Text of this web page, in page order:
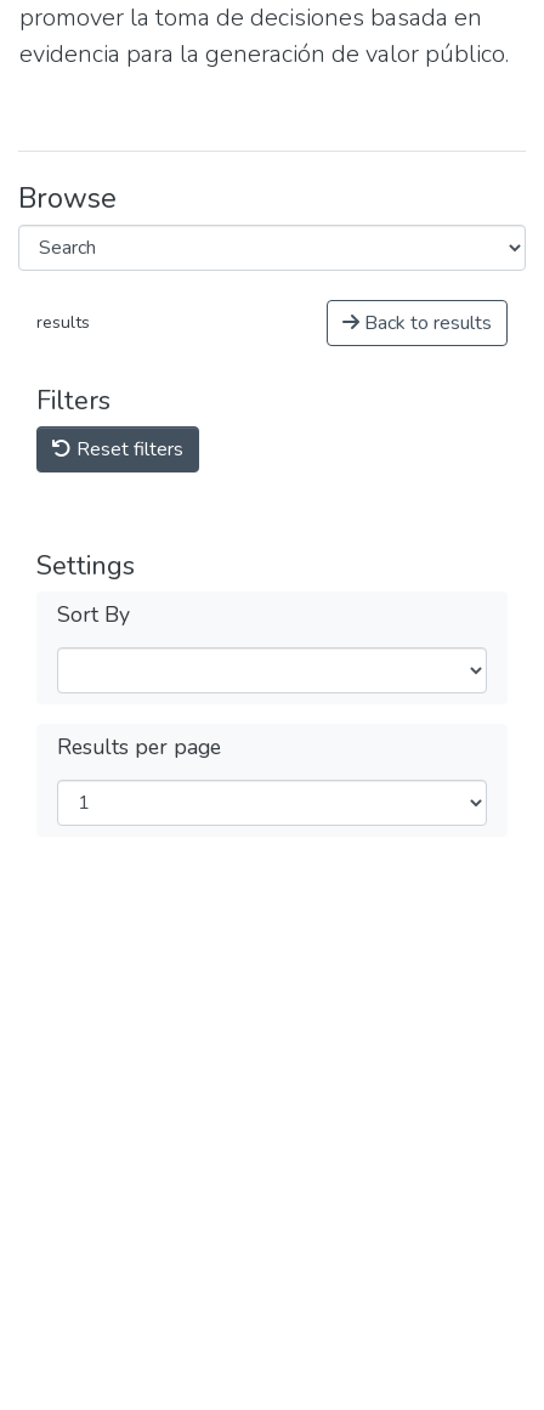
promover la toma de decisiones basada en
evidencia para la generación de valor público.
Browse
results Back to results
Filters
Reset filters
Settings
Sort By
Results per page